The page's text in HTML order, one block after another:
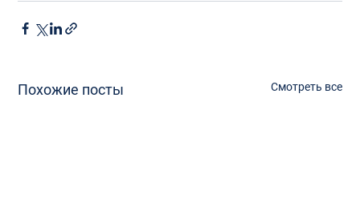
Похожие посты Смотреть все